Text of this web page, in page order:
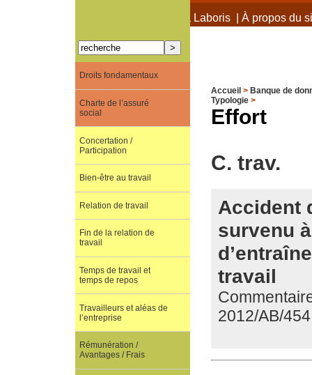
À propos de Terra Laboris| À propos du
Accueil > Banque de
Typologie>
Effort
C. trav.
Accident
survenu
travail
2012/AB/454
Droits fondamentaux
Charte de l’assuré
social
Concertation /
Participation
Bien-être au travail
Relation de travail
Fin de la relation de
travail
Temps de travail et
temps de repos
Travailleurs et aléas de
l’entreprise
Rémunération /
Avantages / Frais